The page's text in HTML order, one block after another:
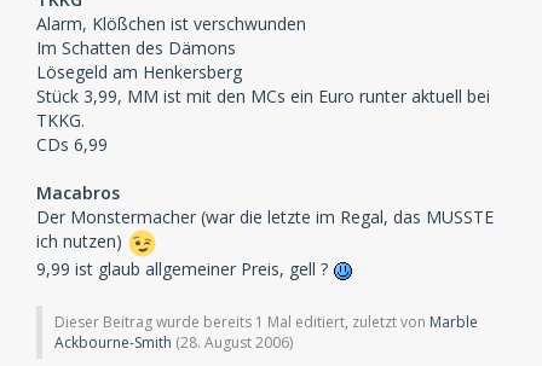
Alarm, Klößchen ist verschwunden
Im Schatten des Dämons
Lösegeld am Henkersberg
Stück 3,99, MM ist mit den MCs ein Euro runter aktuell bei
TKKG.
CDs 6,99
Macabros
Der Monstermacher (war die letzte im Regal, das MUSSTE
ich nutzen)
9,99 ist glaub allgemeiner Preis, gell ?
Dieser Beitrag wurde bereits 1 Mal editiert, zuletzt von Marble
Ackbourne-Smith (28. August 2006)